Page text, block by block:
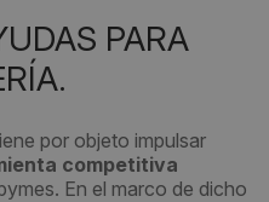
PARA
por objeto impulsar
competitiva
En el marco de dicho